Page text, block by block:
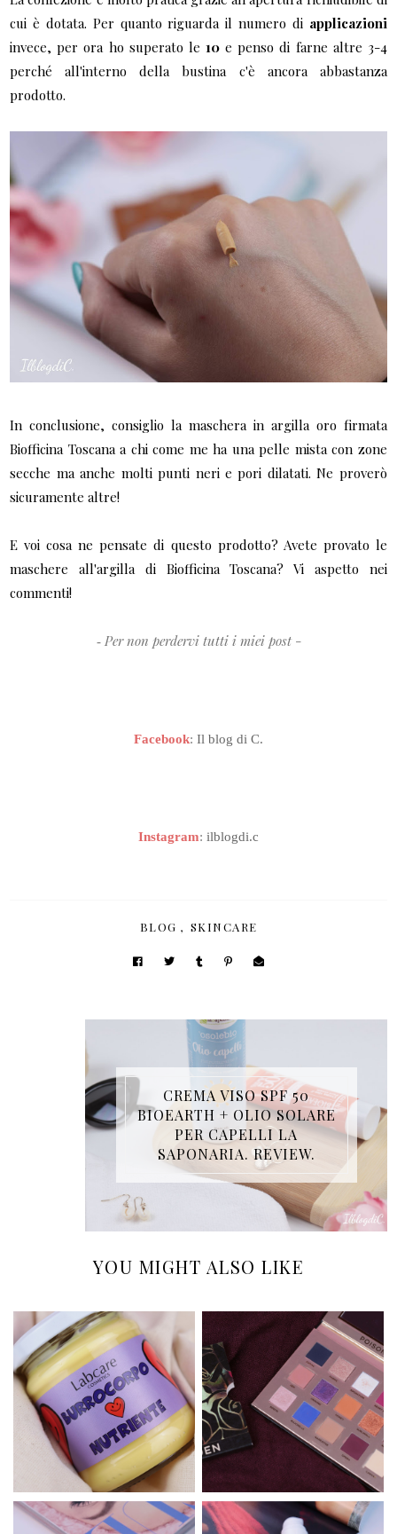
cui è dotata. Per quanto riguarda il numero di applicazioni
invece, per ora ho superato le 10 e penso di farne altre 3-4
perché all'interno della bustina c'è ancora abbastanza
prodotto.
In conclusione, consiglio la maschera in argilla oro firmata
Biofficina Toscana a chi come me ha una pelle mista con zone
secche ma anche molti punti neri e pori dilatati. Ne proverò
sicuramente altre!
E voi cosa ne pensate di questo prodotto? Avete provato le
maschere all'argilla di Biofficina Toscana? Vi aspetto nei
commenti!
- Per non perdervi tutti i miei post-
Facebook: Il blog di C.
Instagram: ilblogdi.c
BLOG , SKINCARE
CREMA VISO SPF 50
BIOEARTH + OLIO SOLARE
PER CAPELLI LA
SAPONARIA. REVIEW.
YOU MIGHT ALSO LIKE